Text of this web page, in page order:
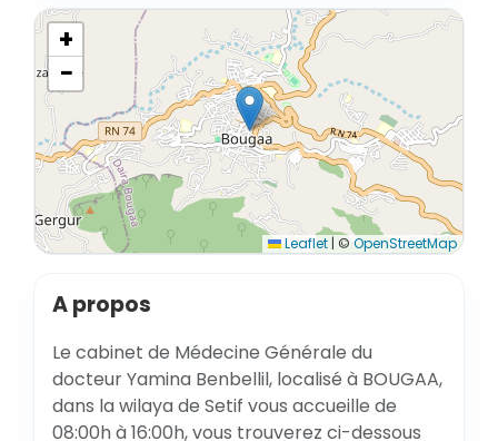
+
−
Leaflet | © OpenStreetMap
A propos
Le cabinet de Médecine Générale du
docteur Yamina Benbellil, localisé à BOUGAA,
dans la wilaya de Setif vous accueille de
08:00h à 16:00h, vous trouverez ci-dessous